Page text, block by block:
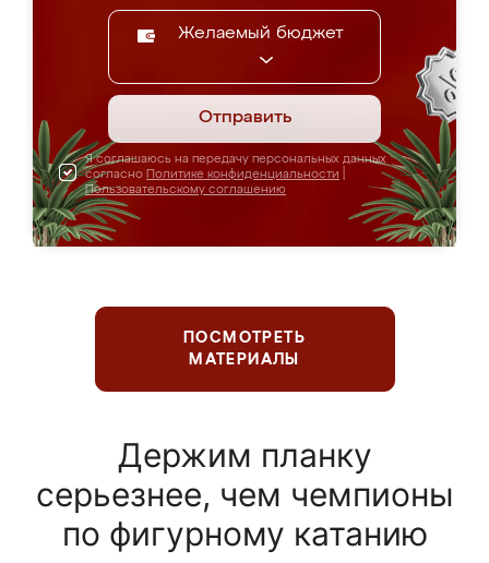
Желаемый бюджет
Отправить
Я соглашаюсь на передачу персональных данных
согласно Политике конфиденциальности
Пользовательскому соглашению
ПОСМОТРЕТЬ
МАТЕРИАЛЫ
Держим планку
серьезнее, чем чемпионы
по фигурному катанию